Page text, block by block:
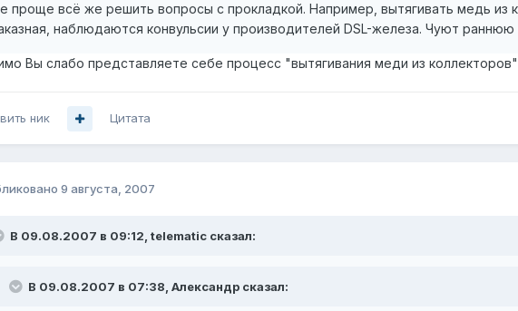
проще всё же решить вопросы с прокладкой. Например, вытягивать медь из
наблюдаются конвульсии у производителей DSL-железа. Чуют раннюю
Вы слабо представляете себе процесс "вытягивания меди из
ник Цитата
9 августа, 2007
В 09.08.2007 в 09:12, telematic сказал:
В 09.08.2007 в 07:38, Александр сказал: